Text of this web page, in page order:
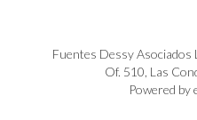
Fuentes Dessy Asociados
Of. 510, Las
Powered by